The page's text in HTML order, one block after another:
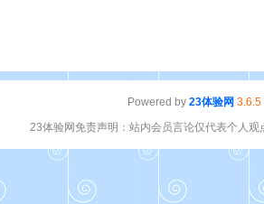
Powered by 23体验网 3.6.5
23体验网免责声明：站内会员言论仅代表个人